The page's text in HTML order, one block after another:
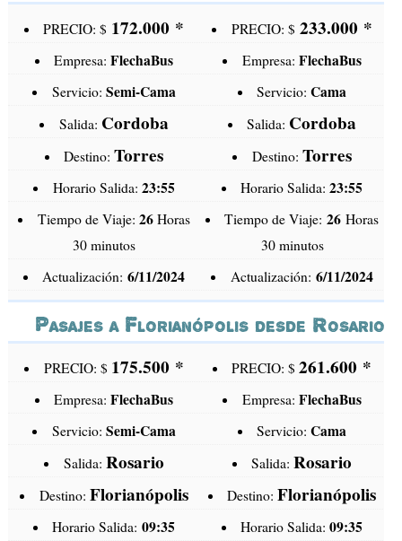
PRECIO: $ 172.000 *
Empresa:FlechaBus
Servicio: Semi-Cama
Salida: Cordoba
Destino:Torres
Horario Salida: 23:55
Tiempo de Viaje: 26Horas
30 minutos
Actualización:6/11/2024
PRECIO: $ 233.000 *
Empresa: FlechaBus
Servicio:Cama
Salida: Cordoba
Destino: Torres
Horario Salida:23:55
Tiempo de Viaje:26 Horas
30 minutos
Actualización: 6/11/2024
Pasajes a Florianópolis desde Rosario
PRECIO: $ 175.500 *
Empresa:FlechaBus
Servicio: Semi-Cama
Salida: Rosario
Destino: Florianópolis
Horario Salida:09:35
PRECIO: $261.600 *
Empresa: FlechaBus
Servicio:Cama
Salida:Rosario
Destino:Florianópolis
Horario Salida:09:35